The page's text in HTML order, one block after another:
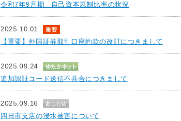
令和7年9月期 自己資本規制比率の状況
2025.10.01
【重要】外国証券取引口座約款の改訂につきまして
2025.09.24
追加認証コード送信不具合につきまして
2025.09.16
四日市支店の浸水被害について